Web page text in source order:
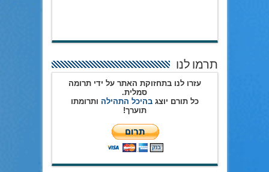
תרמו לנו
עזרו לנו בתחזוקת האתר על ידי תרומה
סמלית.
כל תורם יוצגבהיכל התהילה ותרומתו
תוערך!